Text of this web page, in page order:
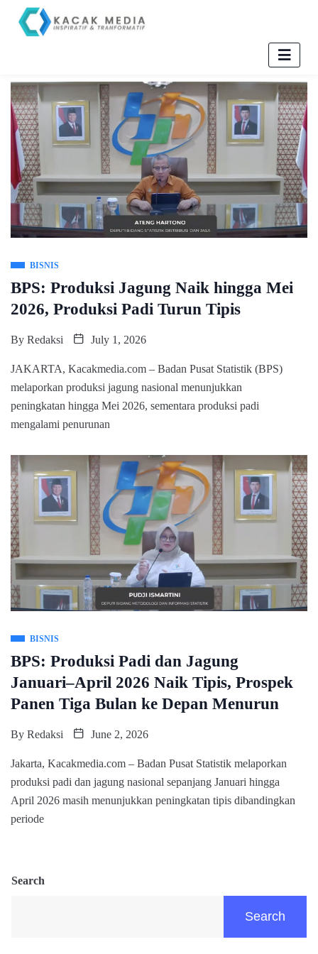
BISNIS
BPS: Produksi Jagung Naik hingga Mei
2026, Produksi Padi Turun Tipis
By Redaksi July 1, 2026
JAKARTA, Kacakmedia.com – Badan Pusat Statistik (BPS)
melaporkan produksi jagung nasional menunjukkan
peningkatan hingga Mei 2026, sementara produksi padi
mengalami penurunan
BISNIS
BPS: Produksi Padi dan Jagung
Januari–April 2026 Naik Tipis, Prospek
Panen Tiga Bulan ke Depan Menurun
By Redaksi June 2, 2026
Jakarta, Kacakmedia.com – Badan Pusat Statistik melaporkan
produksi padi dan jagung nasional sepanjang Januari hingga
April 2026 masih menunjukkan peningkatan tipis dibandingkan
periode
Search
Search